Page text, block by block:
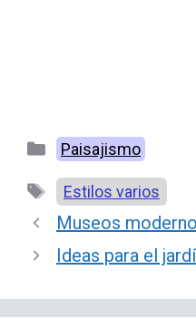
Categorías
Paisajismo
Etiquetas
Estilos varios
Museos
Ideas para el